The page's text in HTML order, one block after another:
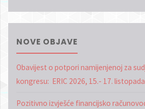
NOVE OBJAVE
Obavijest o potpori namijenjenoj za
kongresu: ERIC 2026, 15.- 17.
Pozitivno izvješće financijsko